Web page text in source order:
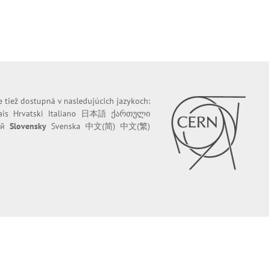
tiež dostupná v nasledujúcich jazykoch:
Hrvatski Italiano 日本語 ქართული
Slovensky Svenska 中文(简) 中文(繁)